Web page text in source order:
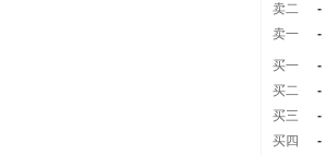
卖二
-
卖一
-
买一 -
买二
-
买三
-
买四
-